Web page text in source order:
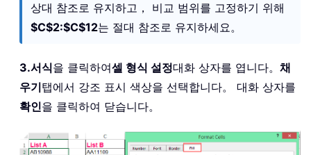
상대 참조로 유지하고， 비교 범위를 고정하기 위해
$C$2:$C$12는 절대 참조로 유지하세요。
3.서식을 클릭하여셀 형식 설정대화 상자를 엽니다。 채
우기탭에서 강조 표시 색상을 선택합니다。 대화 상자를
확인을 클릭하여 닫습니다。